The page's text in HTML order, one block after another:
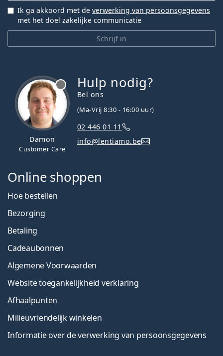
Schrijf in
Ik ga akkoord met de verwerking van persoonsgegevens
met het doel zakelijke communicatie
Damon
Customer Care
Hulp nodig?
Bel ons
(Ma-Vrij 8:30 - 16:00 uur)
02 446 01 11
info@lentiamo.be
Online shoppen
Hoe bestellen
Bezorging
Betaling
Cadeaubonnen
Algemene Voorwaarden
Website toegankelijkheid verklaring
Afhaalpunten
Milieuvriendelijk winkelen
Informatie over de verwerking van persoonsgegevens